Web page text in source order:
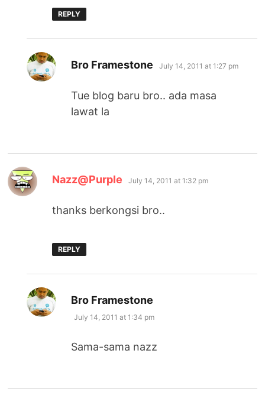
REPLY
Bro Framestone says:
July 14, 2011 at 1:27 pm
Tue blog baru bro.. ada masa
lawat la
Nazz@Purple says:
July 14, 2011 at 1:32 pm
thanks berkongsi bro..
REPLY
Bro Framestone
July 14, 2011 at 1:34 pm
Sama-sama nazz